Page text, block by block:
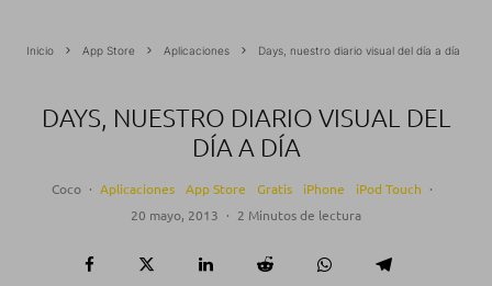
Inicio App Store Aplicaciones Days, nuestro diario visual del día a día
DAYS, NUESTRO DIARIO VISUAL DEL
DÍA A DÍA
Coco · Aplicaciones App Store Gratis iPhone iPod Touch ·
20 mayo, 2013 · 2 Minutos de lectura